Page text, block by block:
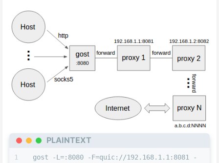
PLAINTEXT
gost -L=:8080 -F=quic://192.168.1.1:8081 -